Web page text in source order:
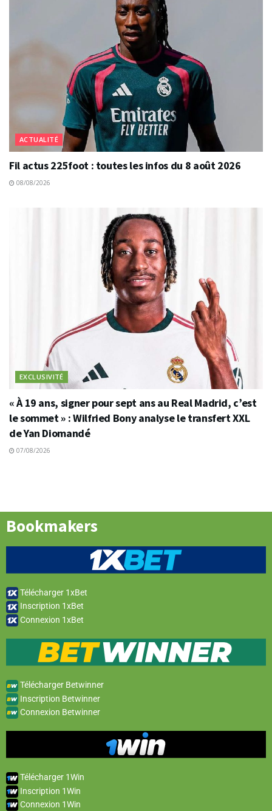
ACTUALITÉ
Fil actus 225foot : toutes les infos du 8 août 2026
08/08/2026
EXCLUSIVITÉ
« À 19 ans, signer pour sept ans au Real Madrid, c’est
le sommet » : Wilfried Bony analyse le transfert XXL
de Yan Diomandé
07/08/2026
Bookmakers
Télécharger 1xBet
Inscription 1xBet
Connexion 1xBet
Télécharger Betwinner
Inscription Betwinner
Connexion Betwinner
Télécharger 1Win
Inscription 1Win
Connexion 1Win